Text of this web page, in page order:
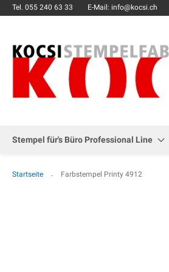
Tel. 055 240 63 33 E-Mail: info@kocsi.ch
Stempel für's Büro Professional Line
Startseite Farbstempel Printy 4912